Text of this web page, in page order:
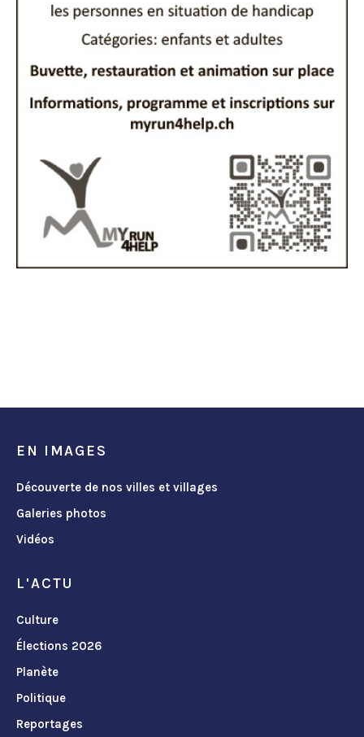
EN IMAGES
Découverte de nos villes et villages
Galeries photos
Vidéos
L'ACTU
Culture
Élections 2026
Planète
Politique
Reportages